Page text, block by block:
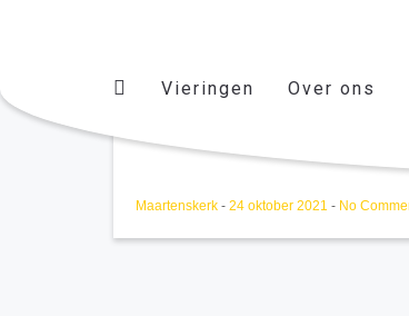
Vieringen Over ons
Maartenskerk - 24 oktober 2021 - No